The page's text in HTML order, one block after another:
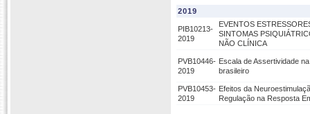
2019
PIB10213-
2019
EVENTOS
SINTOMAS
NÃO CLÍNICA
PVB10446-
2019
Escala de Assertividade
brasileiro
PVB10453-
2019
Efeitos da
Regulação na Resposta